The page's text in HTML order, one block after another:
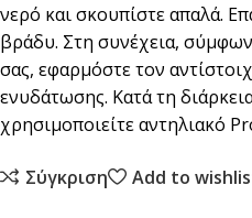
νερό και σκουπίστε απαλά.
βράδυ. Στη συνέχεια,
σας, εφαρμόστε τον
ενυδάτωσης. Κατά τη
χρησιμοποιείτε αντηλιακό
Σύγκριση Add to